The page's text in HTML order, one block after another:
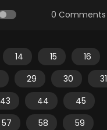
0 Comments
14 15
16
29 30
31
43 44
45
57 58
59